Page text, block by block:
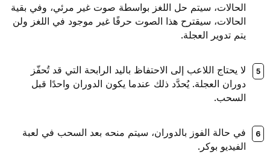
سيتم حل اللغز بواسطة صوت غير مرئي، وفي بقية
سيقترح هذا الصوت حرفًا غير موجود في اللغز ولن
العجلة.
اللاعب إلى الاحتفاظ باليد الرابحة التي قد تُحفّز
العجلة. يُحدَّد ذلك عندما يكون الدوران واحدًا قبل
الفوز بالدوران، سيتم منحه بعد السحب في لعبة
بوكر.